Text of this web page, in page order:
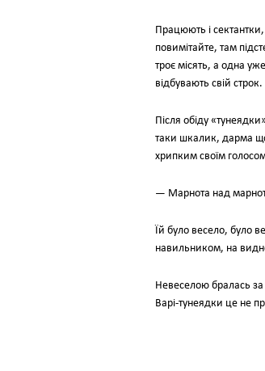
Працюють і
повимітайте, там
троє місять, а одна
відбувають свій строк.
Після обіду
таки шкалик, дарма що
хрипким своїм
— Марнота над
Їй було весело, було
навильником, на
Невеселою бралась за
Варі-тунеядки це не